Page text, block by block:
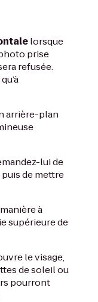
lorsque
prise
refusée.
arrière-plan
lui de
puis de mettre
à
supérieure de
le visage,
de soleil ou
pourront